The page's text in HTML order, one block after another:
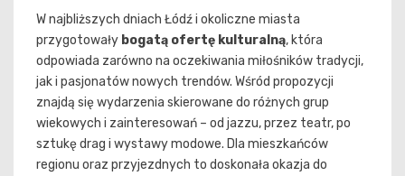
W najbliższych dniach Łódź i okoliczne miasta
przygotowały bogatą ofertę kulturalną, która
odpowiada zarówno na oczekiwania miłośników tradycji,
jak i pasjonatów nowych trendów. Wśród propozycji
znajdą się wydarzenia skierowane do różnych grup
wiekowych i zainteresowań – od jazzu, przez teatr, po
sztukę drag i wystawy modowe. Dla mieszkańców
regionu oraz przyjezdnych to doskonała okazja do